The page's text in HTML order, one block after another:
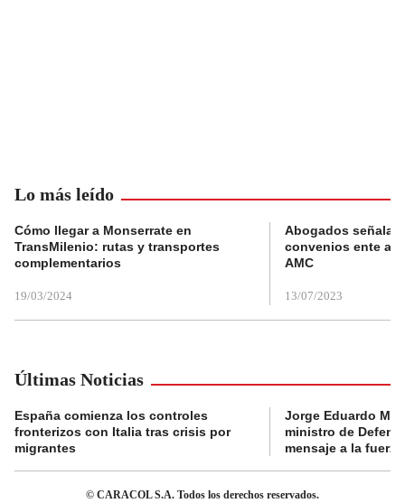
Lo más leído
Cómo llegar a Monserrate en
TransMilenio: rutas y transportes
complementarios
19/03/2024
Abogados
convenios ente
AMC
13/07/2023
Últimas Noticias
España comienza los controles
fronterizos con Italia tras crisis por
migrantes
Jorge Eduardo
ministro de
mensaje a la
© CARACOL S.A. Todos los derechos reservados.